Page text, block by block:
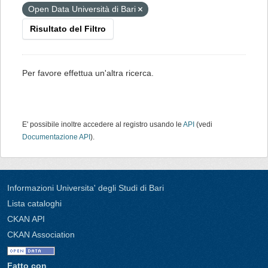
Open Data Università di Bari
Risultato del Filtro
Per favore effettua un'altra ricerca.
E' possibile inoltre accedere al registro usando le API (vedi
Documentazione API ).
Informazioni Universita' degli Studi di Bari
Lista cataloghi
CKAN API
CKAN Association
Fatto con